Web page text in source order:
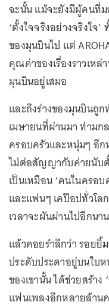
ฉะนั้น แม้จะยังมีผู้คนที่ม
‘ตั้งใจจริงอย่างจริงใจ
ของมุนบินไป แต่
คุณค่าของเรื่องราวเห
มุนบินอยู่เสมอ
และถึงร่างของมุนบินถู
เมษายนที่ผ่านมา ท่ามก
ครอบครัวและหนุ่มๆ อี
ไม่ต่อสัญญากับค่ายนับตั้
เป็นเหมือน ‘คนในครอ
และแฟนๆ เคป๊อปทั่วโล
เวลาจะผันผ่านไปอีกน
แล้วคอยรำลึกว่า รอยยิ้
ประดับประดาอยู่บนใบห
ของเขานั้น ได้ช่วยสร้า
แฟนเพลงอีกหลายล้าน